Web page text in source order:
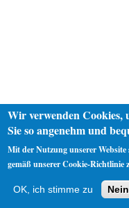
Wir verwenden Cookies,
Sie so angenehm und
Mit der Nutzung unserer
gemäß unserer Cookie-Richtlinie
OK, ich stimme zu